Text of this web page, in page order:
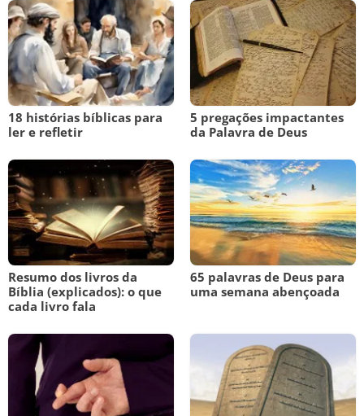
18 histórias bíblicas para
ler e refletir
5 pregações impactantes
da Palavra de Deus
Resumo dos livros da
Bíblia (explicados): o que
cada livro fala
65 palavras de Deus para
uma semana abençoada